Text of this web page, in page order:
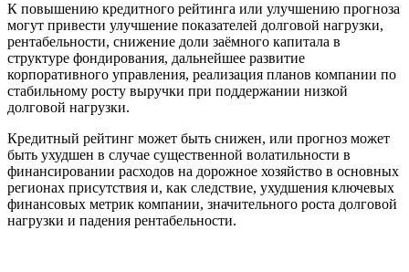
К повышению кредитного рейтинга или улучшению прогноза
могут привести улучшение показателей долговой нагрузки,
рентабельности, снижение доли заёмного капитала в
структуре фондирования, дальнейшее развитие
корпоративного управления, реализация планов компании по
стабильному росту выручки при поддержании низкой
долговой нагрузки.
Кредитный рейтинг может быть снижен, или прогноз может
быть ухудшен в случае существенной волатильности в
финансировании расходов на дорожное хозяйство в основных
регионах присутствия и, как следствие, ухудшения ключевых
финансовых метрик компании, значительного роста долговой
нагрузки и падения рентабельности.